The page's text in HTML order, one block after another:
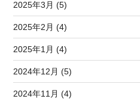
2025年3月 (5)
2025年2月 (4)
2025年1月 (4)
2024年12月 (5)
2024年11月 (4)